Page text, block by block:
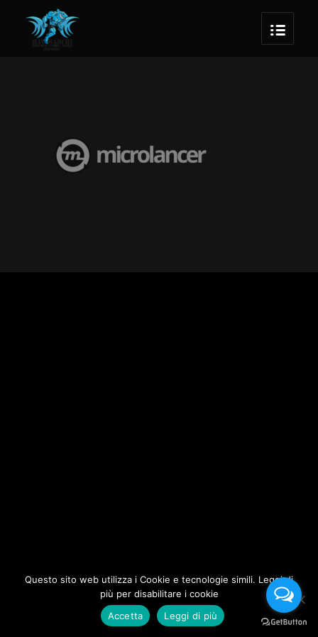
Questo sito web utilizza i Cookie e tecnologie simili. Leggi di
più per disabilitare i cookie
Accetta
Leggi di più